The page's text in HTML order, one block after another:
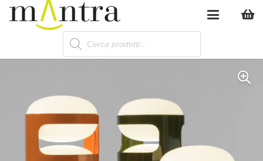
Products
search